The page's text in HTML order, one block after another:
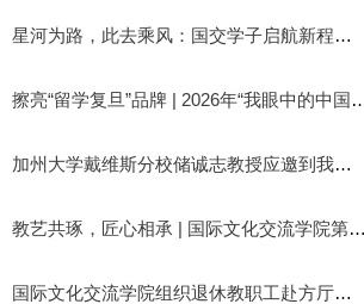
星河为路，此去乘风：国交学子启航新程——复旦大学国际文化交流学...
擦亮“留学复旦”品牌 | 2026年“我眼
加州大学戴维斯分校储诚志教授应邀到我院“望道语言文化讲坛”作...
教艺共琢，匠心相承 | 国际文化交流学院第十四届汉语教学技能比...
国际文化交流学院组织退休教职工赴方厅水院与金泽古镇开展社会实...